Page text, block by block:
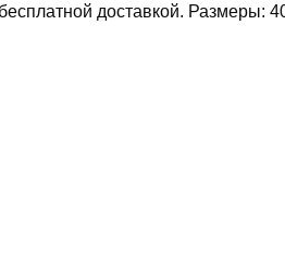
доставкой. Размеры: